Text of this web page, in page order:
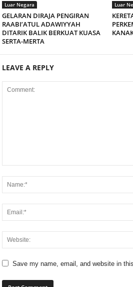
Luar Negara
GELARAN DIRAJA PENGIRAN
RAABI’ATUL ADAWIYYAH
DITARIK BALIK BERKUAT KUASA
SERTA-MERTA
Luar
LEAVE A REPLY
Save my name, email, and website in